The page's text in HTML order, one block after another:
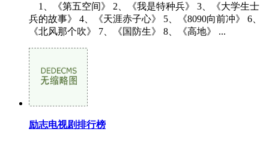
1、《第五空间》 2、《我是特种兵》 3、《大学生士
兵的故事》 4、《天涯赤子心》 5、《8090向前冲》 6、
《北风那个吹》 7、《国防生》 8、《高地》 ...
励志电视剧排行榜